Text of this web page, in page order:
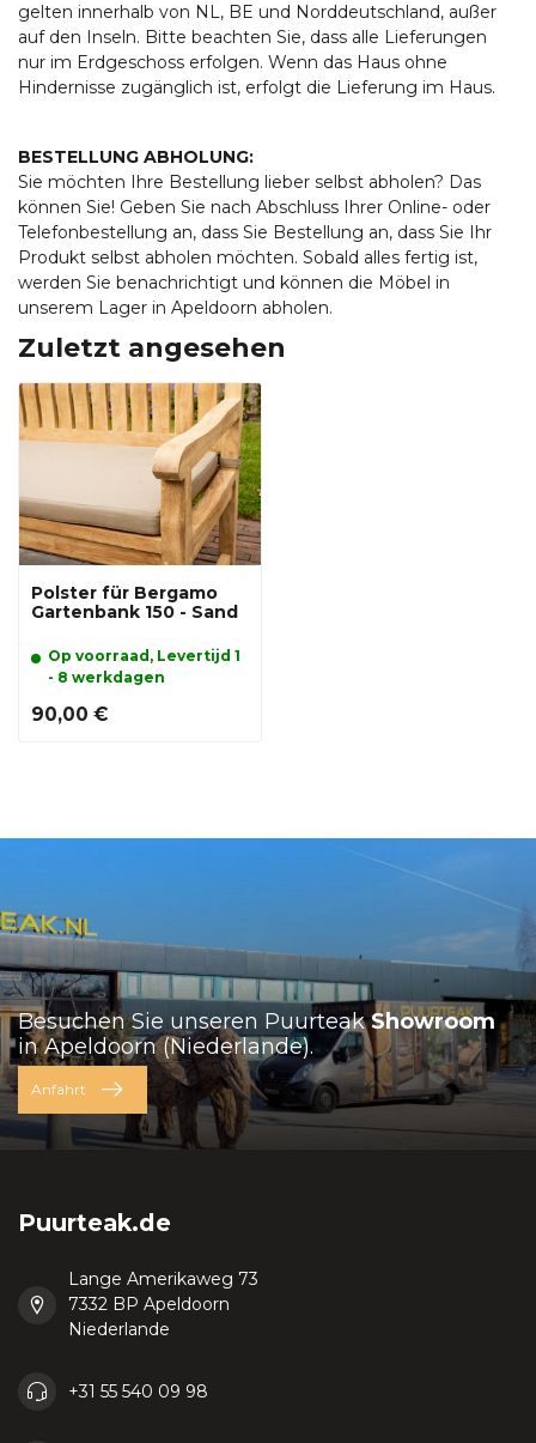
gelten innerhalb von NL, BE und Norddeutschland, außer
auf den Inseln. Bitte beachten Sie, dass alle Lieferungen
nur im Erdgeschoss erfolgen. Wenn das Haus ohne
Hindernisse zugänglich ist, erfolgt die Lieferung im Haus.
BESTELLUNG ABHOLUNG:
Sie möchten Ihre Bestellung lieber selbst abholen? Das
können Sie! Geben Sie nach Abschluss Ihrer Online- oder
Telefonbestellung an, dass Sie Bestellung an, dass Sie Ihr
Produkt selbst abholen möchten. Sobald alles fertig ist,
werden Sie benachrichtigt und können die Möbel in
unserem Lager in Apeldoorn abholen.
Zuletzt angesehen
Polster für Bergamo
Gartenbank 150 - Sand
Op voorraad, Levertijd 1
- 8 werkdagen
90,00 €
Besuchen Sie unseren PuurteakShowroom
in Apeldoorn (Niederlande).
Anfahrt
Puurteak.de
Lange Amerikaweg 73
7332 BP Apeldoorn
Niederlande
+31 55 540 09 98